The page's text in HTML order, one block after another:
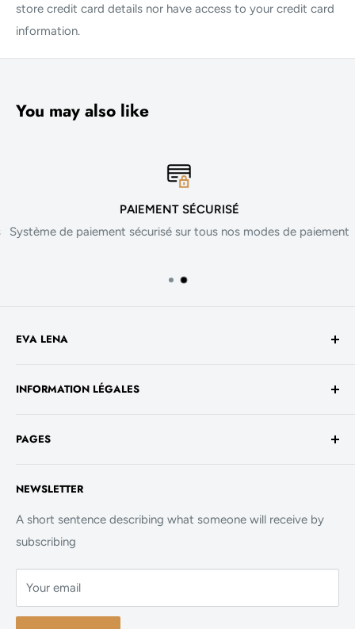
store credit card details nor have access to your credit card
information.
You may also like
PAIEMENT SÉCURISÉ
Système de paiement sécurisé sur tous nos modes de paiement
EVA LENA
1930 Luxembourg
+352 661 949 582
INFORMATION LÉGALES
Mentions légales
Politique de cookies
PAGES
La Boutique
FAQ
Contact
NEWSLETTER
A short sentence describing what someone will receive by
subscribing
Your email